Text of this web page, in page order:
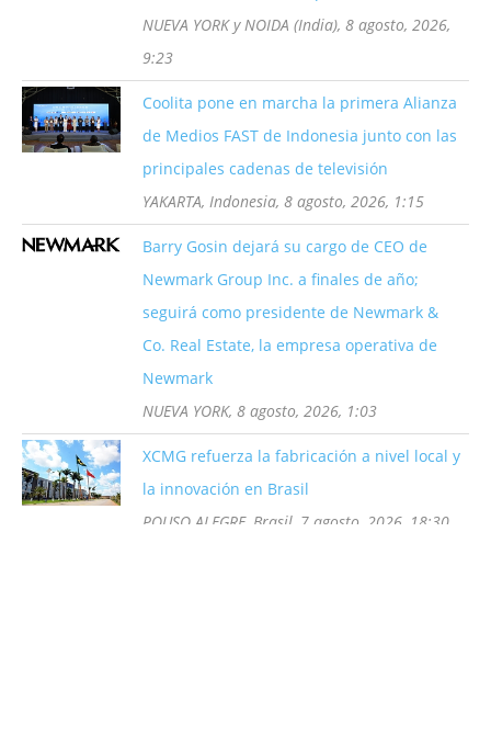
NUEVA YORK y NOIDA (India), 8 agosto, 2026,
9:23
Coolita pone en marcha la primera Alianza
de Medios FAST de Indonesia junto con las
principales cadenas de televisión
YAKARTA, Indonesia, 8 agosto, 2026, 1:15
Barry Gosin dejará su cargo de CEO de
Newmark Group Inc. a finales de año;
seguirá como presidente de Newmark &
Co. Real Estate, la empresa operativa de
Newmark
NUEVA YORK, 8 agosto, 2026, 1:03
XCMG refuerza la fabricación a nivel local y
la innovación en Brasil
POUSO ALEGRE, Brasil, 7 agosto, 2026, 18:30